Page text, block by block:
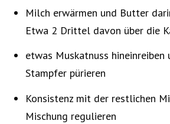
Milch erwärmen und Butter
Etwa 2 Drittel davon über die
etwas Muskatnuss hineinreiben
Stampfer pürieren
Konsistenz mit der restlichen
Mischung regulieren